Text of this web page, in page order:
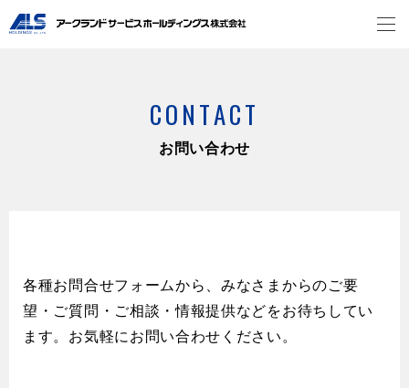
CONTACT
お問い合わせ
各種お問合せフォームから、みなさまからのご要
望・ご質問・ご相談・情報提供などをお待ちしてい
ます。お気軽にお問い合わせください。